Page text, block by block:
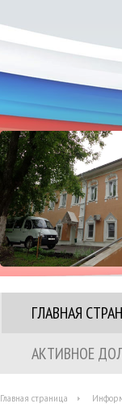
ГЛАВНАЯ
АКТИВНОЕ
Главная страница